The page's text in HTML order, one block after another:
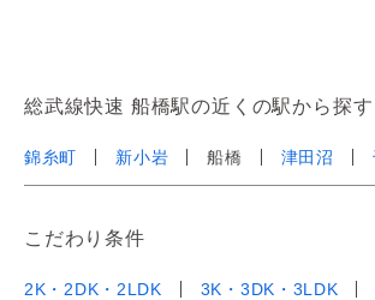
総武線快速 船橋駅の近くの駅から探す
錦糸町 新小岩 船橋 津田沼
こだわり条件
2K・2DK・2LDK
3K・3DK・3LDK